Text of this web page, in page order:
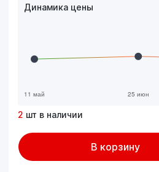
Динамика цены
2 шт в наличии
В корзину